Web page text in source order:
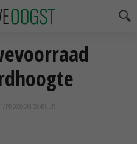
11 APR 2020 OM 08:45